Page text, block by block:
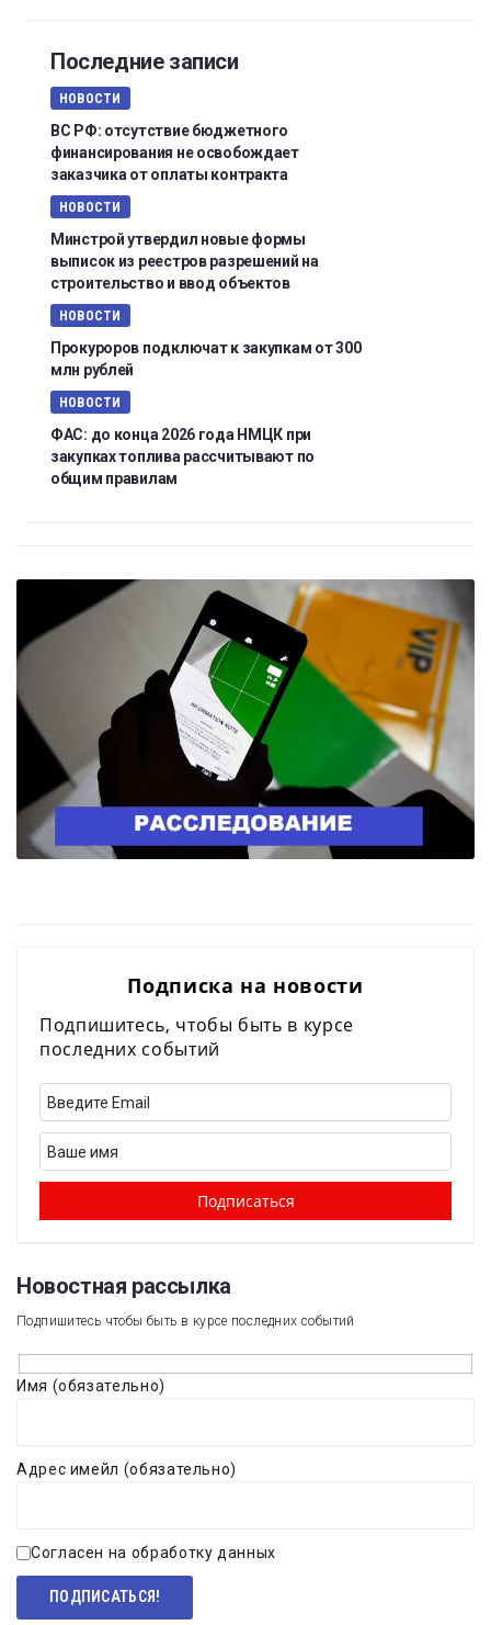
Последние записи
НОВОСТИ
ВС РФ: отсутствие бюджетного
финансирования не освобождает
заказчика от оплаты контракта
НОВОСТИ
Минстрой утвердил новые формы
выписок из реестров разрешений на
строительство и ввод объектов
НОВОСТИ
Прокуроров подключат к закупкам от 300
млн рублей
НОВОСТИ
ФАС: до конца 2026 года НМЦК при
закупках топлива рассчитывают по
общим правилам
Подписка на новости
Подпишитесь, чтобы быть в курсе
последних событий
Новостная рассылка​
Подпишитесь чтобы быть в курсе последних событий
Имя (обязательно)
Адрес имейл (обязательно)
Согласен на обработку данных